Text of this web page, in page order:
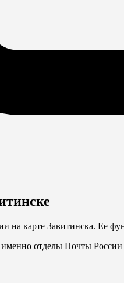
на карте Завитинска. Ее
отделы Почты